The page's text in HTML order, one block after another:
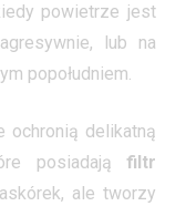
powietrze jest
lub na
popołudniem.
ochronią delikatną
posiadają filtr
ale tworzy